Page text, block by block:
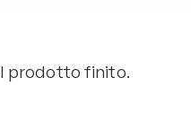
prodotto finito.